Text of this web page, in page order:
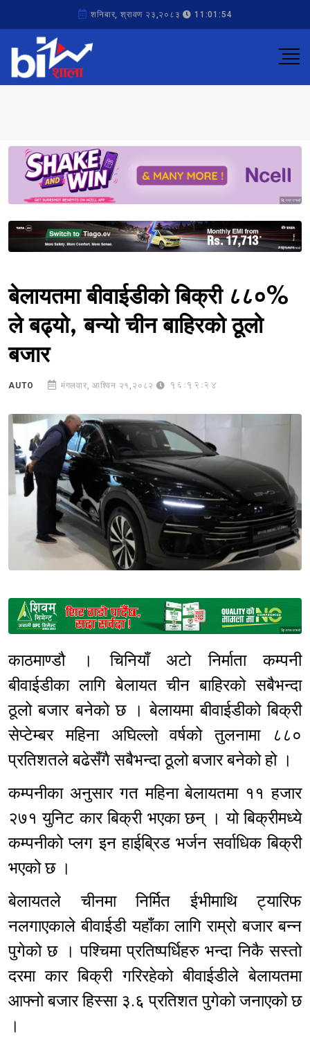
शनिबार, श्रावण २३,२०८३ 11:01:54
Sponsored
Sponsored
बेलायतमा बीवाईडीको बिक्री ८८०%
ले बढ्यो, बन्यो चीन बाहिरको ठूलो
बजार
AUTO मंगलवार, आश्विन २१,२०८२ 16:12:24
Sponsored
काठमाण्डौ । चिनियाँ अटो निर्माता कम्पनी
बीवाईडीका लागि बेलायत चीन बाहिरको सबैभन्दा
ठूलो बजार बनेको छ । बेलायमा बीवाईडीको बिक्री
सेप्टेम्बर महिना अघिल्लो वर्षको तुलनामा ८८०
प्रतिशतले बढेसँगै सबैभन्दा ठूलो बजार बनेको हो ।
कम्पनीका अनुसार गत महिना बेलायतमा ११ हजार
२७१ युनिट कार बिक्री भएका छन् । यो बिक्रीमध्ये
कम्पनीको प्लग इन हाईब्रिड भर्जन सर्वाधिक बिक्री
भएको छ ।
बेलायतले चीनमा निर्मित ईभीमाथि ट्यारिफ
नलगाएकाले बीवाईडी यहाँका लागि राम्रो बजार बन्न
पुगेको छ । पश्चिमा प्रतिष्पर्धिहरु भन्दा निकै सस्तो
दरमा कार बिक्री गरिरहेको बीवाईडीले बेलायतमा
आफ्नो बजार हिस्सा ३.६ प्रतिशत पुगेको जनाएको छ
।